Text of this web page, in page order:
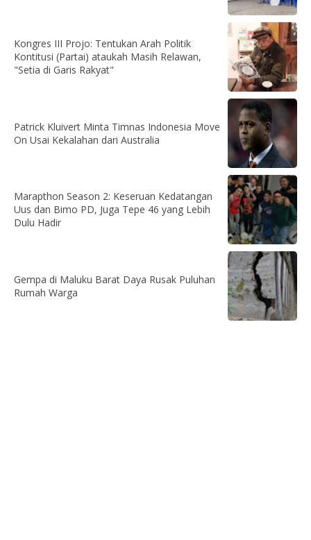
Kongres III Projo: Tentukan Arah Politik
Kontitusi (Partai) ataukah Masih Relawan,
"Setia di Garis Rakyat"
Patrick Kluivert Minta Timnas Indonesia Move
On Usai Kekalahan dari Australia
Marapthon Season 2: Keseruan Kedatangan
Uus dan Bimo PD, Juga Tepe 46 yang Lebih
Dulu Hadir
Gempa di Maluku Barat Daya Rusak Puluhan
Rumah Warga